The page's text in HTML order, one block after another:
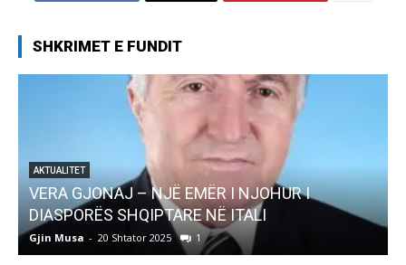
SHKRIMET E FUNDIT
AKTUALITET
Pregaditi Gjin Musa-Rome- Shtator 2025
Gjin Musa 8 Shtator 2025 0